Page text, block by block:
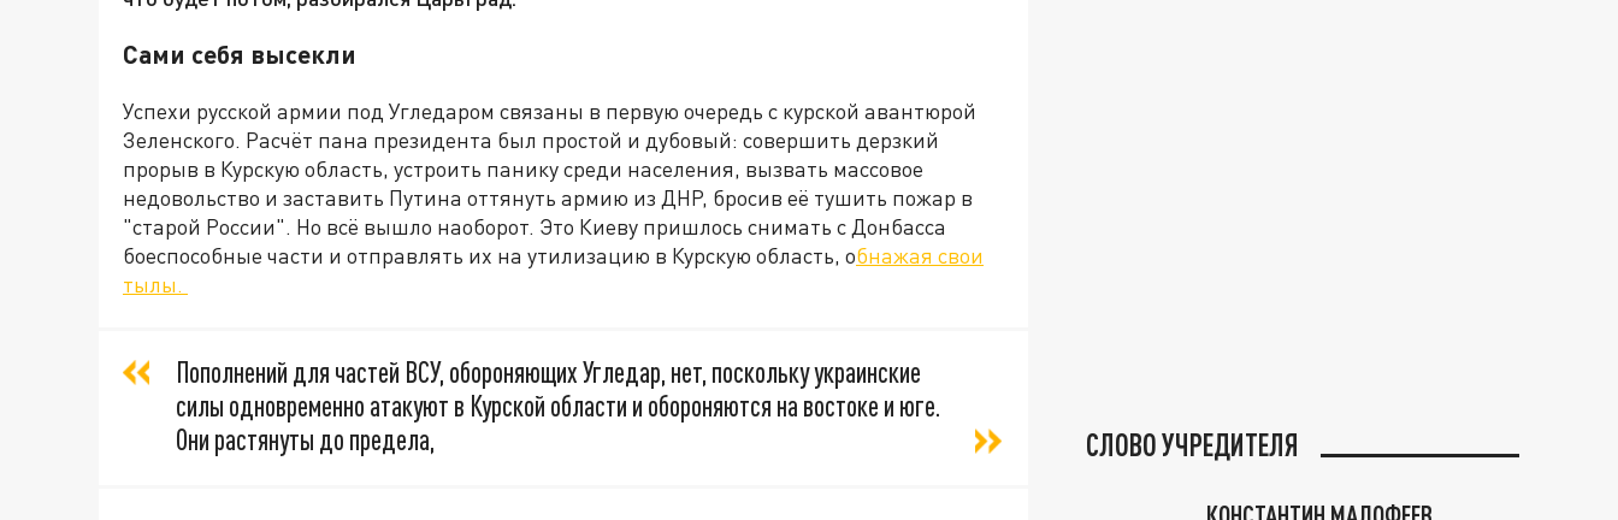
Сами себя высекли
Успехи русской армии под Угледаром связаны в первую очередь с курской авантюрой
Зеленского. Расчёт пана президента был простой и дубовый: совершить дерзкий
прорыв в Курскую область, устроить панику среди населения, вызвать массовое
недовольство и заставить Путина оттянуть армию из ДНР, бросив её тушить пожар в
"старой России". Но всё вышло наоборот. Это Киеву пришлось снимать с Донбасса
боеспособные части и отправлять их на утилизацию в Курскую область, обнажая свои
тылы.
Пополнений для частей ВСУ, обороняющих Угледар, нет, поскольку украинские
силы одновременно атакуют в Курской области и обороняются на востоке и юге.
Они растянуты до предела,
СЛОВО УЧРЕДИТЕЛЯ